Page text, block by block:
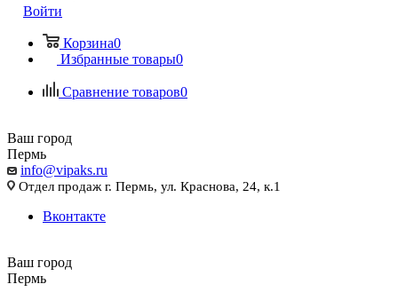
Войти
Корзина0
Избранные товары0
Сравнение товаров0
Ваш город
Пермь
info@vipaks.ru
Отдел продаж г. Пермь, ул. Краснова, 24, к.1
Вконтакте
Ваш город
Пермь